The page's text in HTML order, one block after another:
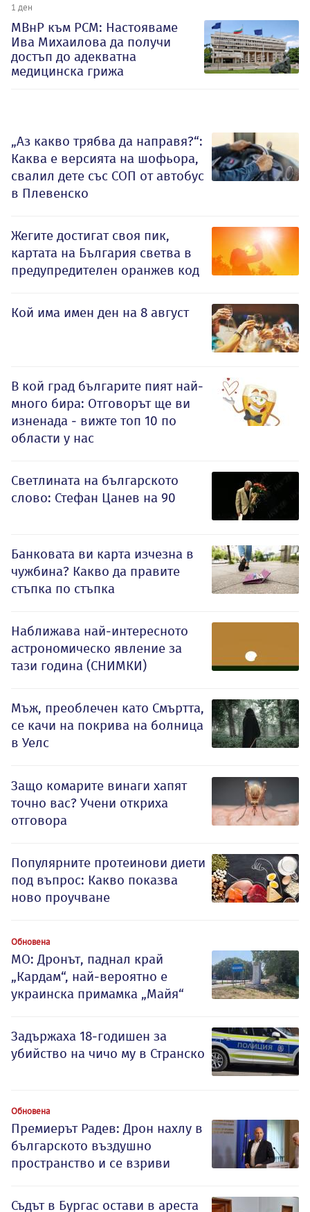
1 ден
МВнР към РСМ: Настояваме
Ива Михаилова да получи
достъп до адекватна
медицинска грижа
„Аз какво трябва да направя?“:
Каква е версията на шофьора,
свалил дете със СОП от автобус
в Плевенско
Жегите достигат своя пик,
картата на България светва в
предупредителен оранжев код
Кой има имен ден на 8 август
В кой град българите пият най-
много бира: Отговорът ще ви
изненада - вижте топ 10 по
области у нас
Светлината на българското
слово: Стефан Цанев на 90
Банковата ви карта изчезна в
чужбина? Какво да правите
стъпка по стъпка
Наближава най-интересното
астрономическо явление за
тази година (СНИМКИ)
Мъж, преоблечен като Смъртта,
се качи на покрива на болница
в Уелс
Защо комарите винаги хапят
точно вас? Учени откриха
отговора
Популярните протеинови диети
под въпрос: Какво показва
ново проучване
Обновена
МО: Дронът, паднал край
„Кардам“, най-вероятно е
украинска примамка „Майя“
Задържаха 18-годишен за
убийство на чичо му в Странско
Обновена
Премиерът Радев: Дрон нахлу в
българското въздушно
пространство и се взриви
Съдът в Бургас остави в ареста